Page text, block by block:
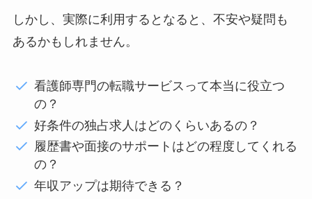
しかし、実際に利用するとなると、不安や疑問も
あるかもしれません。
看護師専門の転職サービスって本当に役立つ
の？
好条件の独占求人はどのくらいあるの？
履歴書や面接のサポートはどの程度してくれる
の？
年収アップは期待できる？